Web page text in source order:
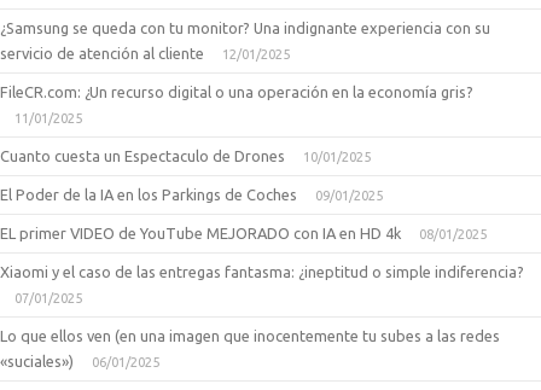
¿Samsung se queda con tu monitor? Una indignante experiencia con su
servicio de atención al cliente
12/01/2025
FileCR.com: ¿Un recurso digital o una operación en la economía gris?
11/01/2025
Cuanto cuesta un Espectaculo de Drones 10/01/2025
El Poder de la IA en los Parkings de Coches 09/01/2025
EL primer VIDEO de YouTube MEJORADO con IA en HD 4k 08/01/2025
Xiaomi y el caso de las entregas fantasma: ¿ineptitud o simple indiferencia?
07/01/2025
Lo que ellos ven (en una imagen que inocentemente tu subes a las redes
«suciales»)
06/01/2025